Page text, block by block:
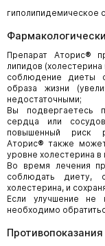
гиполипидемическое
Препарат Аторис®
липидов (холестерина
соблюдение диеты
образа жизни
недостаточными;
Вы подвергаетесь
сердца или
повышенный риск
Аторис® также
уровне холестерина в
Во время лечения
соблюдать диету,
холестерина, и
Если улучшение не
необходимо
Противопоказания